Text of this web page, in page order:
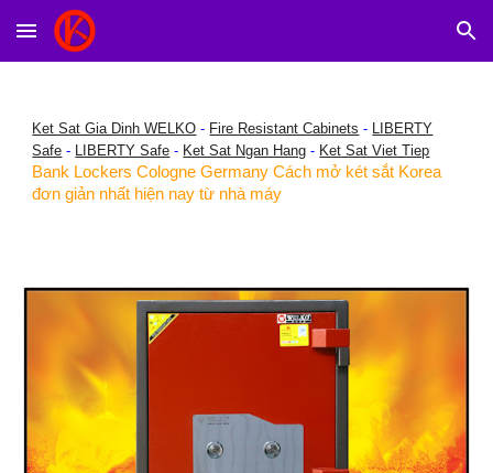
Skip to main content Skip to navigation
Ket Sat Gia Dinh WELKO - Fire Resistant Cabinets - LIBERTY
Safe - LIBERTY Safe - Ket Sat Ngan Hang - Ket Sat Viet Tiep
Bank Lockers Cologne Germany Cách mở két sắt Korea
đơn giản nhất hiện nay từ nhà máy